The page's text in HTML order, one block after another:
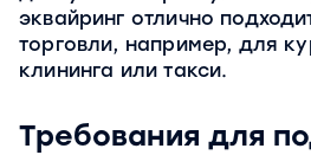
эквайринг отлично
торговли, например, для
клининга или такси.
Требования для